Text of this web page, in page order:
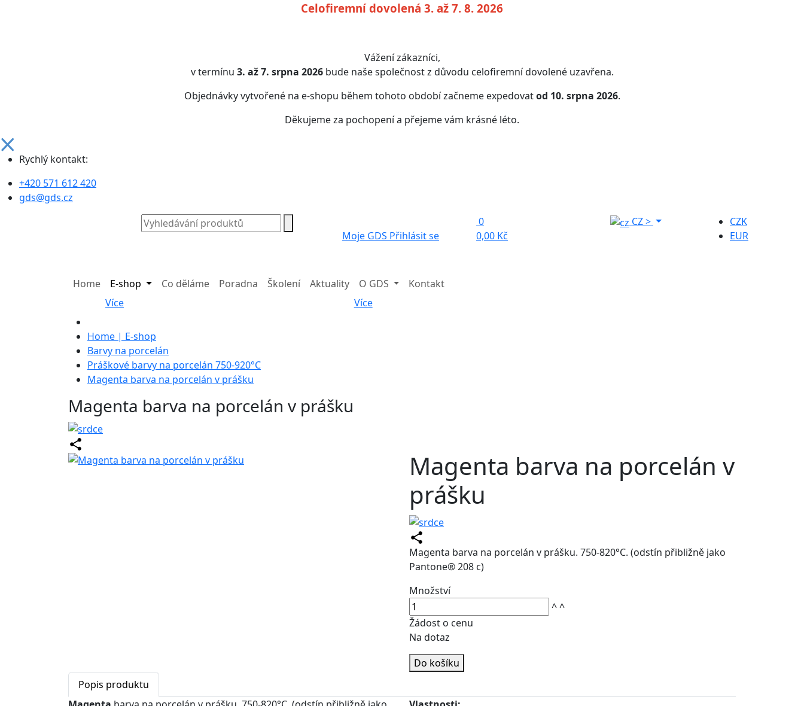
Celofiremní dovolená 3. až 7. 8. 2026
Vážení zákazníci,
v termínu 3. až 7. srpna 2026bude naše společnost z důvodu celofiremní dovolené uzavřena.
Objednávky vytvořené na e-shopu během tohoto období začneme expedovatod 10. srpna 2026.
Děkujeme za pochopení a přejeme vám krásné léto.
Rychlý kontakt:
+420 571 612 420
gds@gds.cz
Moje GDS Přihlásit se
0
0,00 Kč
CZ>
CZK
EUR
Home
E-shop
Více
Co děláme Poradna Školení Aktuality
O GDS
Více
Kontakt
Home | E-shop
Barvy na porcelán
Práškové barvy na porcelán 750-920°C
Magenta barva na porcelán v prášku
Magenta barva na porcelán v prášku
Magenta barva na porcelán v
prášku
Magenta barva na porcelán v prášku. 750-820°C. (odstín přibližně jako
Pantone® 208 c)
Množství
^^
Žádost o cenu
Na dotaz
Do košíku
Popis produktu